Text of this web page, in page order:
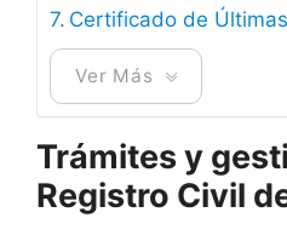
Certificado de
Ver Más
Trámites y
Registro Civil